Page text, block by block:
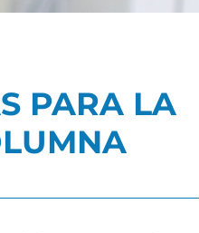
PARA LA